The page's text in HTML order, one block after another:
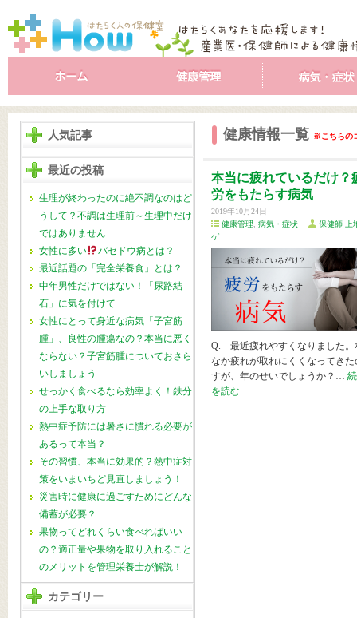
人気記事
最近の投稿
生理が終わったのに絶不調なのはど
うして？不調は生理前～生理中だけ
ではありません
女性に多い
バセドウ病とは？
最近話題の「完全栄養食」とは？
中年男性だけではない！「尿路結
石」に気を付けて
女性にとって身近な病気「子宮筋
腫」、良性の腫瘍なの？本当に悪く
ならない？子宮筋腫についておさら
いしましょう
せっかく食べるなら効率よく！鉄分
の上手な取り方
熱中症予防には暑さに慣れる必要が
あるって本当？
その習慣、本当に効果的？熱中症対
策をいまいちど見直しましょう！
災害時に健康に過ごすためにどんな
備蓄が必要？
果物ってどれくらい食べればいい
の？適正量や果物を取り入れること
のメリットを管理栄養士が解説！
カテゴリー
健康情報一覧 ※こちらの
本当に疲れているだけ？
労をもたらす病気
2019年10月24日
健康管理
病気・症状
保健師 上
ゲ
Q. 最近疲れやすくなりました。
なか疲れが取れにくくなってきた
すが、年のせいでしょうか？…
を読む